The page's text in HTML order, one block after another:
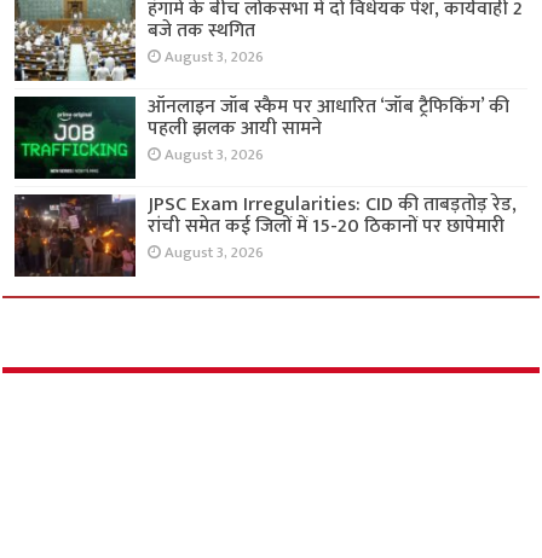
हंगामे के बीच लोकसभा में दो विधेयक पेश, कार्यवाही 2
बजे तक स्थगित
August 3, 2026
ऑनलाइन जॉब स्कैम पर आधारित ‘जॉब ट्रैफिकिंग’ की
पहली झलक आयी सामने
August 3, 2026
JPSC Exam Irregularities: CID की ताबड़तोड़ रेड,
रांची समेत कई जिलों में 15-20 ठिकानों पर छापेमारी
August 3, 2026